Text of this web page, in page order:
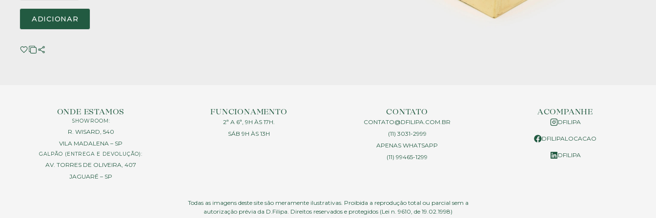
ADICIONAR
ONDE ESTAMOS
SHOWROOM:
R. WISARD, 540
VILA MADALENA – SP
GALPÃO (ENTREGA E DEVOLUÇÃO):
AV. TORRES DE OLIVEIRA, 407
JAGUARÉ – SP
FUNCIONAMENTO
2ª A 6ª, 9H ÀS 17H.
SÁB 9H ÀS 13H
CONTATO
CONTATO@DFILIPA.COM.BR
(11) 3031-2999
APENAS WHATSAPP
(11) 99465-1299
ACOMPANHE
DFILIPA
DFILIPALOCACAO
DFILIPA
Todas as imagens deste site são meramente ilustrativas. Proibida a reprodução total ou parcial sem a
autorização prévia da D.Filipa. Direitos reservados e protegidos (Lei n. 9610, de 19.02.1998)